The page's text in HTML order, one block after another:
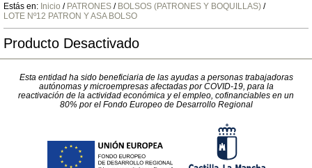
Estás en: Inicio / PATRONES / BOLSOS (PATRONES Y BOQUILLAS) /
LOTE Nº12 PATRON Y ASA BOLSO
Producto Desactivado
Esta entidad ha sido beneficiaria de las ayudas a personas trabajadoras
autónomas y microempresas afectadas por COVID-19, para la
reactivación de la actividad económica y el empleo, cofinanciables en un
80% por el Fondo Europeo de Desarrollo Regional